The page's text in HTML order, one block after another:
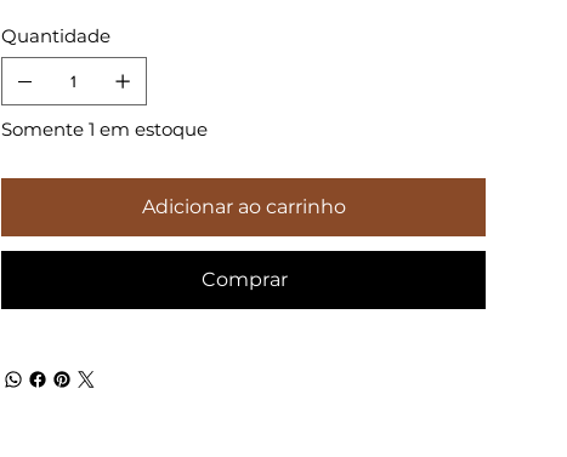
Quantidade
Somente 1 em estoque
Adicionar ao carrinho
Comprar